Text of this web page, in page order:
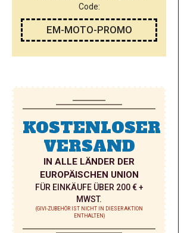
Code:
EM-MOTO-PROMO
KOSTENLOSER
VERSAND
IN ALLE LÄNDER DER
EUROPÄISCHEN UNION
FÜR EINKÄUFE ÜBER 200 € +
MWST.
(GIVI-ZUBEHÖR IST NICHT IN DIESER AKTION
ENTHALTEN)